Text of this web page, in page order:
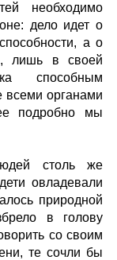
необходимо
дело идет о
а о
лишь в своей
способным
всеми органами
подробно мы
столь же
овладевали
природной
в голову
со своим
те сочли бы